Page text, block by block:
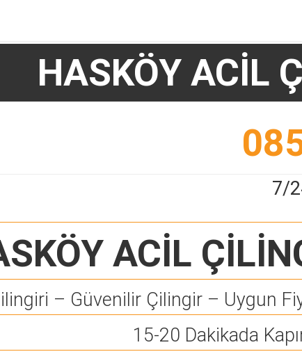
HASKÖY ACİL
7/
ACİL
– Güvenilir Çilingir – Uygun
15-20 Dakikada